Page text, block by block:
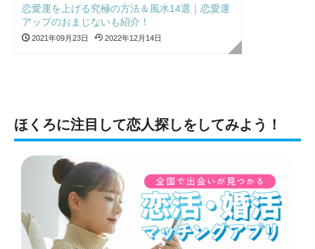
恋愛運を上げる究極の方法＆風水14選｜恋愛運
アップのおまじないも紹介！
2021年09月23日 2022年12月14日
ほくろに注目して恋人探しをしてみよう！